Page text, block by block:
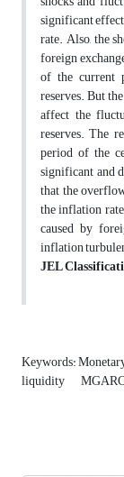
significant
rate. Also, the
foreign
of the current
reserves. But
affect the
reserves. The
period of the
significant and
that the
the inflation
caused by
inflation
JEL
Keywords:
liquidity